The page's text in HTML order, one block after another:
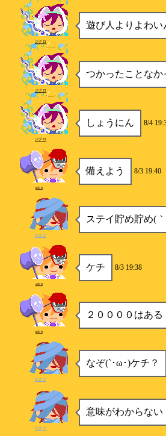
遊び人よりよわい
ジグロ
つかったことな
ジグロ
しょうにん 8/4
ジグロ
備えよう 8/3 19:40
p890
ステイ貯め貯め(
ゆきの
ケチ 8/3 19:38
p890
２００００はある
p890
なぞ(`･ω･)ケチ？
ゆきの
意味がわからない
ゆきの